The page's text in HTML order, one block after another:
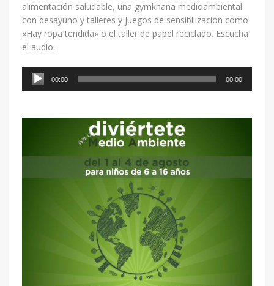
alimentación saludable, una gymkhana medioambiental
con desayuno y talleres y juegos de sensibilización como
«Hay ropa tendida» o el taller de papel reciclado. Escucha
el audio.
Reproductor
00:00 00:00